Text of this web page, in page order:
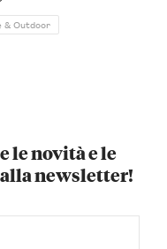
& Outdoor
le novità e le
newsletter!